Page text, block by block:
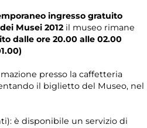
ingresso gratuito
Musei 2012 il museo rimane
dalle ore 20.00 alle 02.00
presso la caffetteria
il biglietto del Museo, nel
è disponibile un servizio di